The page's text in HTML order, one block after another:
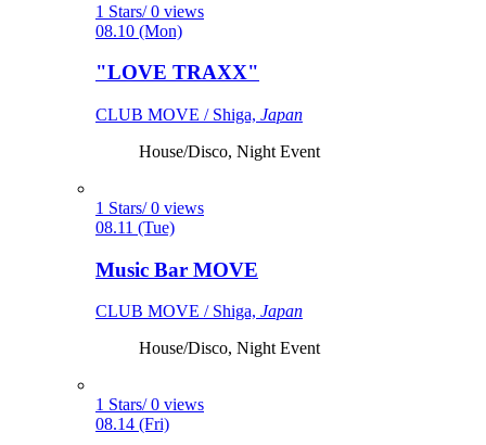
1 Stars/ 0 views
08.10 (Mon)
"LOVE TRAXX"
CLUB MOVE / Shiga, Japan
House/Disco, Night Event
1 Stars/ 0 views
08.11 (Tue)
Music Bar MOVE
CLUB MOVE / Shiga, Japan
House/Disco, Night Event
1 Stars/ 0 views
08.14 (Fri)